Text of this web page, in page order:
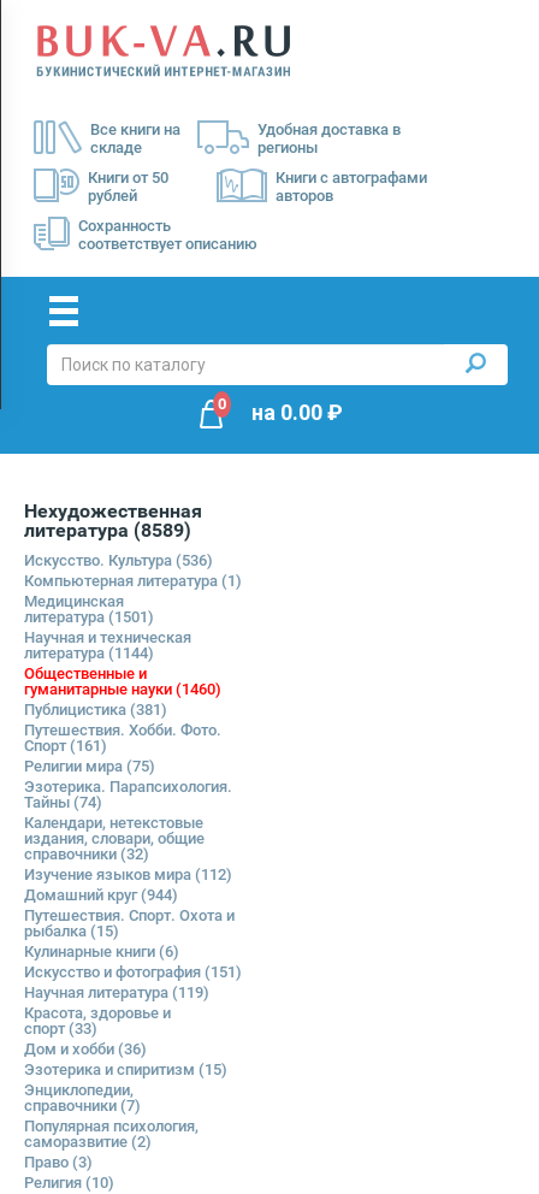
Все книги на
складе
Удобная доставка в
регионы
Книги от 50
рублей
Книги с автографами
авторов
Сохранность
соответствует описанию
Menu
Доставка
Оплата
0 на 0.00₽
Нехудожественная
литература (8589)
Искусство. Культура (536)
Компьютерная литература (1)
Медицинская
литература (1501)
Научная и техническая
литература (1144)
Общественные и
гуманитарные науки (1460)
Публицистика (381)
Путешествия. Хобби. Фото.
Спорт(161)
Религии мира (75)
Эзотерика. Парапсихология.
Тайны (74)
Календари, нетекстовые
издания, словари, общие
справочники (32)
Изучение языков мира (112)
Домашний круг(944)
Путешествия. Спорт. Охота и
рыбалка (15)
Кулинарные книги (6)
Искусство и фотография (151)
Научная литература (119)
Красота, здоровье и
спорт(33)
Дом и хобби (36)
Эзотерика и спиритизм (15)
Энциклопедии,
справочники (7)
Популярная психология,
саморазвитие (2)
Право (3)
Религия (10)